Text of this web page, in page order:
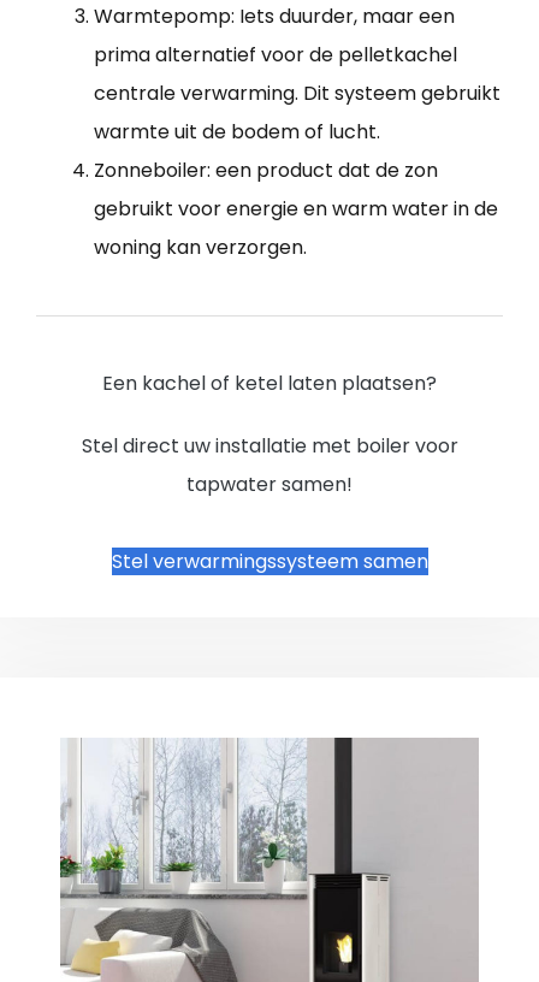
Warmtepomp: Iets duurder, maar een
prima alternatief voor de pelletkachel
centrale verwarming. Dit systeem gebruikt
warmte uit de bodem of lucht.
Zonneboiler: een product dat de zon
gebruikt voor energie en warm water in de
woning kan verzorgen.
Een kachel of ketel laten plaatsen?
Stel direct uw installatie met boiler voor
tapwater samen!
Stel verwarmingssysteem samen